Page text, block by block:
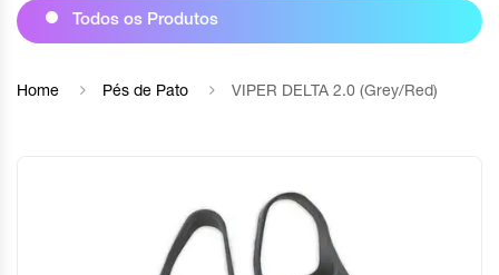
Todos os Produtos
Home Pés de Pato VIPER DELTA 2.0 (Grey/Red)